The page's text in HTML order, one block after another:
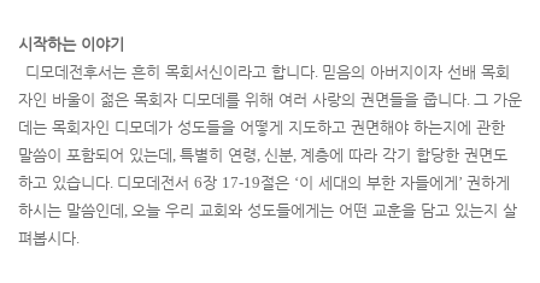
시작하는 이야기
디모데전후서는 흔히 목회서신이라고 합니다. 믿음의 아버지이자 선배 목회
자인 바울이 젊은 목회자 디모데를 위해 여러 사랑의 권면들을 줍니다. 그 가운
데는 목회자인 디모데가 성도들을 어떻게 지도하고 권면해야 하는지에 관한
말씀이 포함되어 있는데 , 특별히 연령, 신분, 계층에 따라 각기 합당한 권면도
하고 있습니다. 디모데전서 6장 17-19절은 ‘이 세대의 부한 자들에게 ’ 권하게
하시는 말씀인데 , 오늘 우리 교회와 성도들에게는 어떤 교훈을 담고 있는지 살
펴봅시다.